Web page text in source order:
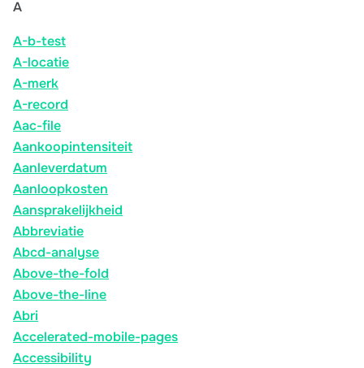
A
A-b-test
A-locatie
A-merk
A-record
Aac-file
Aankoopintensiteit
Aanleverdatum
Aanloopkosten
Aansprakelijkheid
Abbreviatie
Abcd-analyse
Above-the-fold
Above-the-line
Abri
Accelerated-mobile-pages
Accessibility